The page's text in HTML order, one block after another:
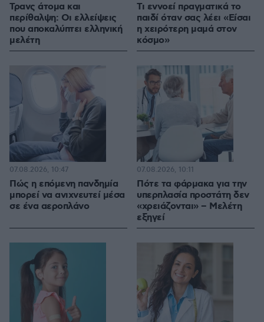
Τρανς άτομα και
περίθαλψη: Οι ελλείψεις
που αποκαλύπτει ελληνική
μελέτη
Τι εννοεί πραγματικά το
παιδί όταν σας λέει «Είσαι
η χειρότερη μαμά στον
κόσμο»
Πώς η επόμενη πανδημία
μπορεί να ανιχνευτεί μέσα
σε ένα αεροπλάνο
07.08.2026, 10:47
Πότε τα φάρμακα για την
υπερπλασία προστάτη δεν
«χρειάζονται» – Μελέτη
εξηγεί
07.08.2026, 10:11